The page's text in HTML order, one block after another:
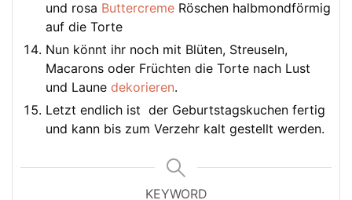
und rosa Buttercreme Röschen halbmondförmig
auf die Torte
Nun könnt ihr noch mit Blüten, Streuseln,
Macarons oder Früchten die Torte nach Lust
und Laune dekorieren.
Letzt endlich ist der Geburtstagskuchen fertig
und kann bis zum Verzehr kalt gestellt werden.
KEYWORD